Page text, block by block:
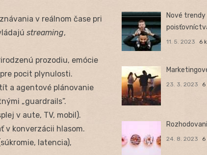
v reálnom čase pri
streaming,
prozodiu, emócie
pocit plynulosti.
a agentové plánovanie
„guardrails”.
v aute, TV, mobil).
v konverzácii hlasom.
latencia),
Nové
11. 5. 2023 6
23. 3. 2023 6
24. 8. 2023 6